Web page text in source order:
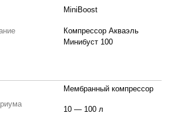
MiniBoost
Компрессор Акваэль
Минибуст 100
Мембранный компрессор
10 — 100 л